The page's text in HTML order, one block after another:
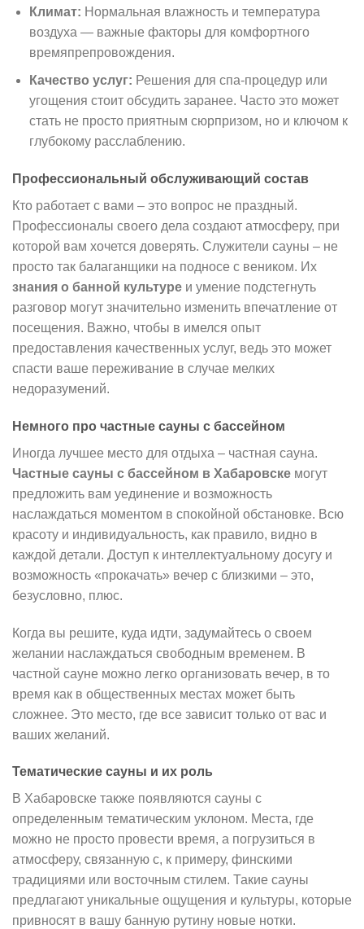
Климат: Нормальная влажность и температура
воздуха — важные факторы для комфортного
времяпрепровождения.
Качество услуг: Решения для спа-процедур или
угощения стоит обсудить заранее. Часто это может
стать не просто приятным сюрпризом, но и ключом к
глубокому расслаблению.
Профессиональный обслуживающий состав
Кто работает с вами – это вопрос не праздный.
Профессионалы своего дела создают атмосферу, при
которой вам хочется доверять. Служители сауны – не
просто так балаганщики на подносе с веником. Их
знания о банной культуре и умение подстегнуть
разговор могут значительно изменить впечатление от
посещения. Важно, чтобы в имелся опыт
предоставления качественных услуг, ведь это может
спасти ваше переживание в случае мелких
недоразумений.
Немного про частные сауны с бассейном
Иногда лучшее место для отдыха – частная сауна.
Частные сауны с бассейном в Хабаровске могут
предложить вам уединение и возможность
наслаждаться моментом в спокойной обстановке. Всю
красоту и индивидуальность, как правило, видно в
каждой детали. Доступ к интеллектуальному досугу и
возможность «прокачать» вечер с близкими – это,
безусловно, плюс.
Когда вы решите, куда идти, задумайтесь о своем
желании наслаждаться свободным временем. В
частной сауне можно легко организовать вечер, в то
время как в общественных местах может быть
сложнее. Это место, где все зависит только от вас и
ваших желаний.
Тематические сауны и их роль
В Хабаровске также появляются сауны с
определенным тематическим уклоном. Места, где
можно не просто провести время, а погрузиться в
атмосферу, связанную с, к примеру, финскими
традициями или восточным стилем. Такие сауны
предлагают уникальные ощущения и культуры, которые
привносят в вашу банную рутину новые нотки.